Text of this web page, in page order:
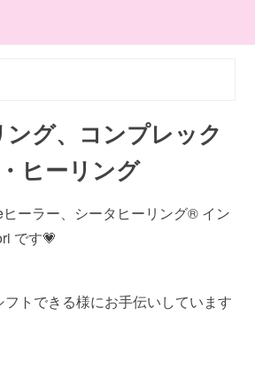
ング、コンプレック
ヒーリング
ーラー、シータヒーリング® イン
です💗
トできる様にお手伝いしています